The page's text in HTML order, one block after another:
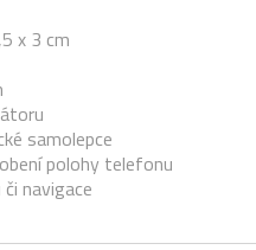
x 3 cm
samolepce
polohy telefonu
navigace